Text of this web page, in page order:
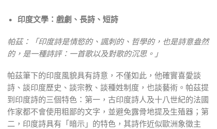
印度文學：戲劇、長詩、短詩
帕茲：「印度詩是情慾的、諷刺的、哲學的，也是詩意盎然
的，是一種詩評：一首歌以及對歌的沉思。」
帕茲筆下的印度風貌具有詩意，不僅如此，他確實喜愛談
詩、談印度歷史、談宗教、談種姓制度，也談藝術。帕茲提
到印度詩的三個特色：第一，古印度詩人及十八世紀的法國
作家都不會使用粗鄙的文字，並避免露骨地提及生殖器；第
二，印度詩具有「暗示」的特色，其詩作近似歐洲象徵主